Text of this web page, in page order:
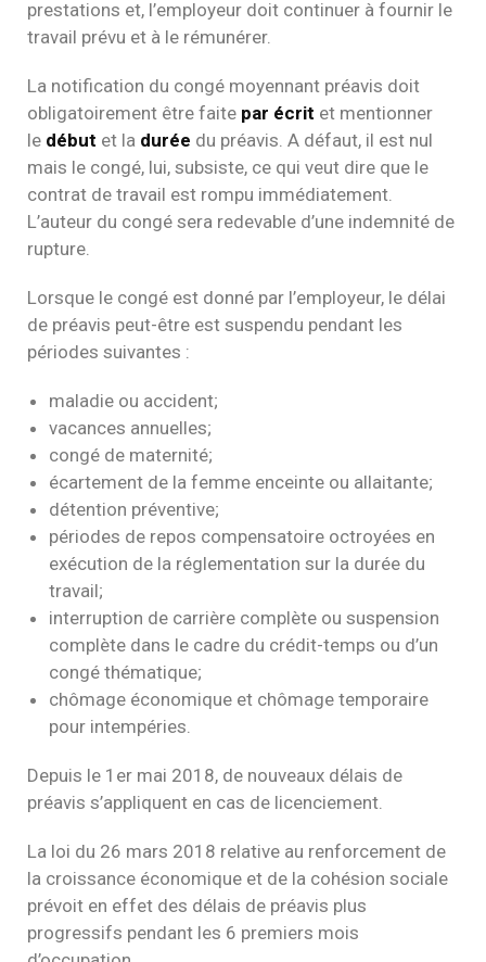
prestations et, l’employeur doit continuer à fournir le
travail prévu et à le rémunérer.
La notification du congé moyennant préavis doit
obligatoirement être faite par écrit et mentionner
le début et la durée du préavis. A défaut, il est nul
mais le congé, lui, subsiste, ce qui veut dire que le
contrat de travail est rompu immédiatement.
L’auteur du congé sera redevable d’une indemnité de
rupture.
Lorsque le congé est donné par l’employeur, le délai
de préavis peut-être est suspendu pendant les
périodes suivantes :
maladie ou accident;
vacances annuelles;
congé de maternité;
écartement de la femme enceinte ou allaitante;
détention préventive;
périodes de repos compensatoire octroyées en
exécution de la réglementation sur la durée du
travail;
interruption de carrière complète ou suspension
complète dans le cadre du crédit-temps ou d’un
congé thématique;
chômage économique et chômage temporaire
pour intempéries.
Depuis le 1er mai 2018, de nouveaux délais de
préavis s’appliquent en cas de licenciement.
La loi du 26 mars 2018 relative au renforcement de
la croissance économique et de la cohésion sociale
prévoit en effet des délais de préavis plus
progressifs pendant les 6 premiers mois